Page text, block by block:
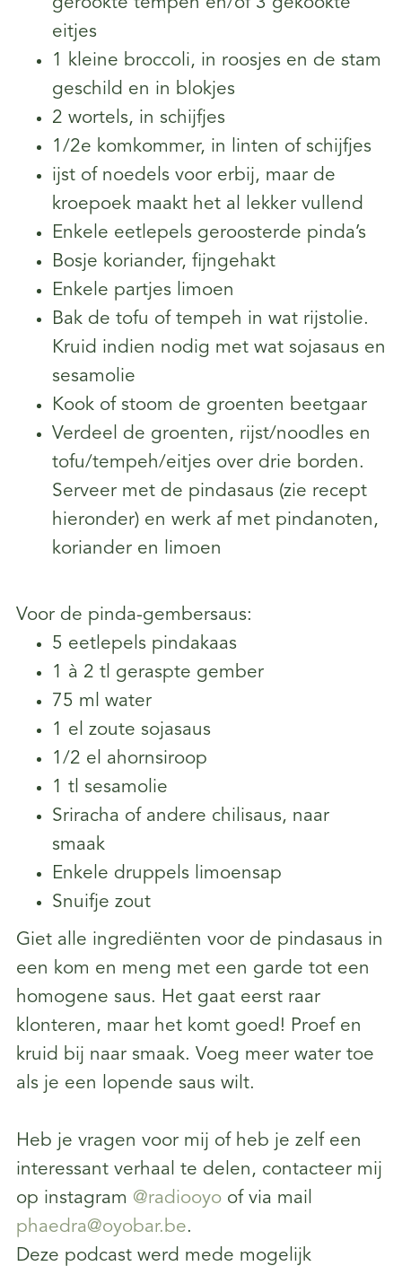
eitjes
1 kleine broccoli, in roosjes en de stam
geschild en in blokjes
2 wortels, in schijfjes
1/2e komkommer, in linten of schijfjes
ijst of noedels voor erbij, maar de
kroepoek maakt het al lekker vullend
Enkele eetlepels geroosterde pinda’s
Bosje koriander, fijngehakt
Enkele partjes limoen
Bak de tofu of tempeh in wat rijstolie.
Kruid indien nodig met wat sojasaus en
sesamolie
Kook of stoom de groenten beetgaar
Verdeel de groenten, rijst/noodles en
tofu/tempeh/eitjes over drie borden.
Serveer met de pindasaus (zie recept
hieronder) en werk af met pindanoten,
koriander en limoen
Voor de pinda-gembersaus:
5 eetlepels pindakaas
1 à 2 tl geraspte gember
75 ml water
1 el zoute sojasaus
1/2 el ahornsiroop
1 tl sesamolie
Sriracha of andere chilisaus, naar
smaak
Enkele druppels limoensap
Snuifje zout
Giet alle ingrediënten voor de pindasaus in
een kom en meng met een garde tot een
homogene saus. Het gaat eerst raar
klonteren, maar het komt goed! Proef en
kruid bij naar smaak. Voeg meer water toe
als je een lopende saus wilt.
Heb je vragen voor mij of heb je zelf een
interessant verhaal te delen, contacteer mij
op instagram @radiooyoof via mail
phaedra@oyobar.be.
Deze podcast werd mede mogelijk